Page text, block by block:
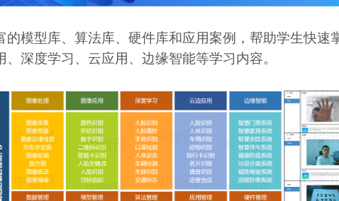
模型库、算法库、硬件库和应用案例，帮助学生快速
深度学习、云应用、边缘智能等学习内容。